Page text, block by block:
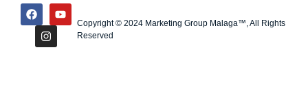
Copyright © 2024 Marketing Group Malaga™, All Rights
Reserved